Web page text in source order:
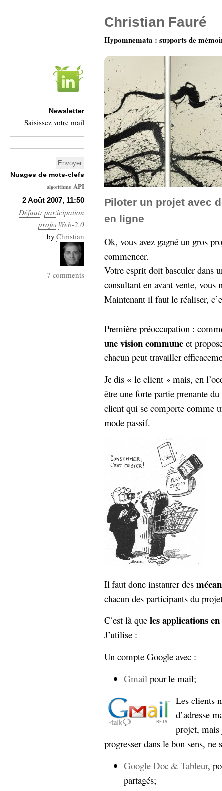
2 Août 2007, 11:50
Défaut: participation
projet Web-2.0
by Christian
7 comments
Piloter un projet avec
en ligne
Ok, vous avez gagné un gros
commencer.
Votre esprit doit basculer dans
consultant en avant vente, vous
Maintenant il faut le réaliser,
Première préoccupation :
une vision commune et
chacun peut travailler
Je dis « le client » mais, en
être une forte partie prenante
client qui se comporte comme
mode passif.
Il faut donc instaurer des
chacun des participants du
C’est là que les applications
J’utilise :
Un compte Google avec :
Gmail pour le mail;
Les clients
d’adresse
projet, mais
progresser dans le bon sens, ne
Google Doc & Tableur,
partagés;
Christian Fauré
Hypomnemata : supports de
Newsletter
Saisissez votre mail
Nuages de mots-clefs
algorithme API
Architecture
Ars-
Industrialis
business_model
cinéma
Cloud